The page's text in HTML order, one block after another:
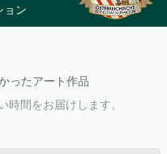
ョン
ったアート作品
時間をお届けします。